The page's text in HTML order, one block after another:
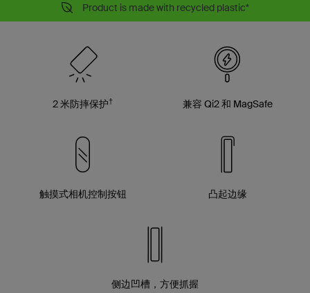
Product is made with recycled plastic*
2 米防摔保护† 兼容 Qi2 和 MagSafe
触摸式相机控制按钮 凸起边缘
侧边凹槽，方便抓握